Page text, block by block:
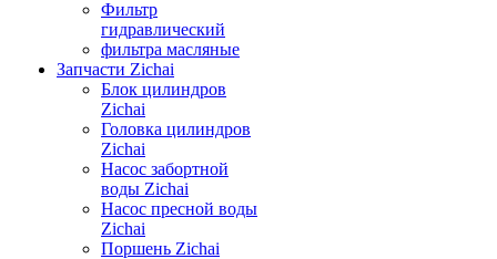
Фильтр
гидравлический
фильтра масляные
Запчасти Zichai
Блок цилиндров
Zichai
Головка цилиндров
Zichai
Насос забортной
воды Zichai
Насос пресной воды
Zichai
Поршень Zichai